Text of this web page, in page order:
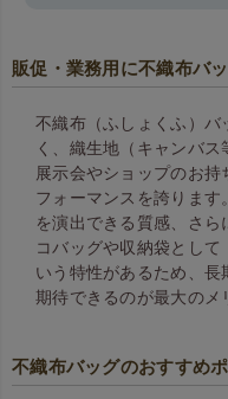
販促・業務用に不織布バ
不織布（ふしょくふ）バ
く、織生地（キャンバス
展示会やショップのお
フォーマンスを誇ります
を演出できる質感、さ
コバッグや収納袋として
いう特性があるため、
期待できるのが最大のメ
不織布バッグのおすすめ